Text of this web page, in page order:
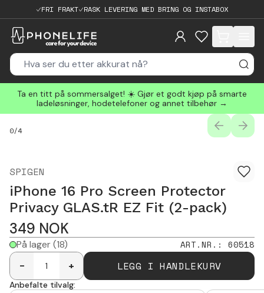
FRI FRAKT RASK LEVERING MED BRING OG INSTABOX
items in cart,
Ta en titt på sommersalget! ☀️ Gjør et godt kjøp på smarte
ladeløsninger, hodetelefoner og annet tilbehør →
0/4
SPIGEN
iPhone 16 Pro Screen Protector
Privacy GLAS.tR EZ Fit (2-pack)
349 NOK
På lager(18) ART.NR. : 60518
-
+ LEGG I HANDLEKURV
Anbefalte tilvalg: